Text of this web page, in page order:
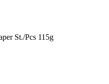
St./Pcs 115g